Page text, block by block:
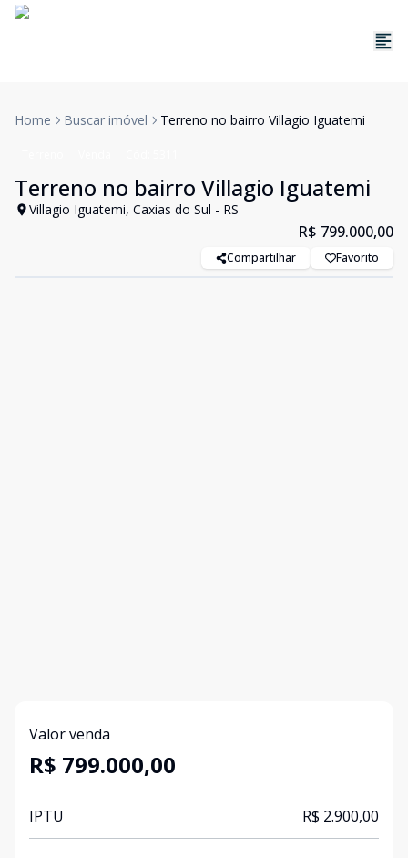
Home Buscar imóvel Terreno no bairro Villagio Iguatemi
Terreno no bairro Villagio Iguatemi
Villagio Iguatemi, Caxias do Sul - RS
R$ 799.000,00
Compartilhar Favorito
Valor venda
R$ 799.000,00
IPTU R$ 2.900,00